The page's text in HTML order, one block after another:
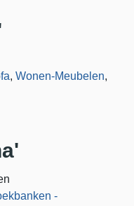
, Wonen-Meubelen,
-